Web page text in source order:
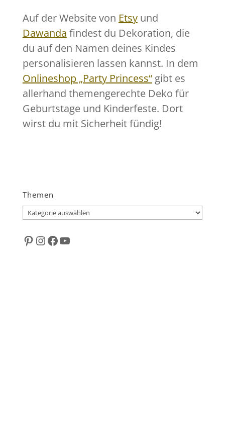
Auf der Website von Etsyund
Dawanda findest du Dekoration, die
du auf den Namen deines Kindes
personalisieren lassen kannst. In dem
Onlineshop „Party Princess“gibt es
allerhand themengerechte Deko für
Geburtstage und Kinderfeste. Dort
wirst du mit Sicherheit fündig!
Themen
Themen
Pinterest
Instagram
Facebook
YouTube